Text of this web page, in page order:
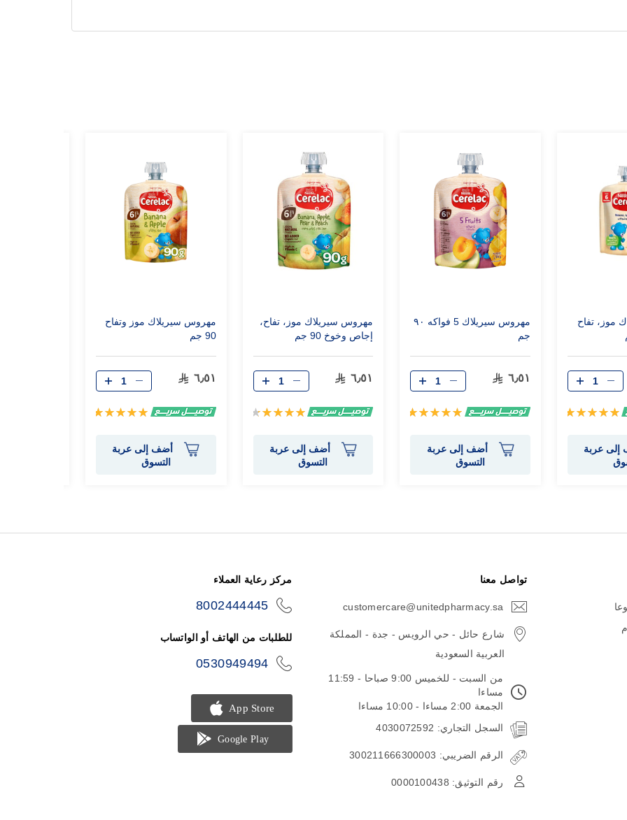
موز، تفاح
تقييم:
إلى عربة
مهروس سيريلاك 5 فواكه ٩٠
جم
٦٫٥١
تقييم:
أضف إلى عربة
التسوق
مهروس سيريلاك موز، تفاح،
إجاص وخوخ 90 جم
٦٫٥١
تقييم:
أضف إلى عربة
التسوق
مهروس سيريلاك موز وتفاح
90 جم
٦٫٥١
تقييم:
أضف إلى عربة
التسوق
تواصل معنا
customercare@unitedpharmacy.sa
شارع حائل - حي الرويس - جدة - المملكة
العربية السعودية
من السبت - للخميس 9:00 صباحا - 11:59
مساءا
الجمعة 2:00 مساءا - 10:00 مساءا
السجل التجاري: 4030072592
الرقم الضريبي: 300211666300003
رقم التوثيق: 0000100438
مركز رعاية العملاء
8002444445
للطلبات من الهاتف أو الواتساب
0530949494